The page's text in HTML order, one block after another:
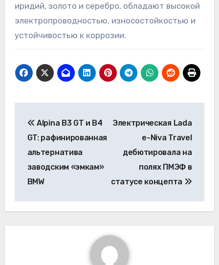
иридий, золото и серебро, обладают высокой
электропроводностью, износостойкостью и
устойчивостью к коррозии.
по
записям
Alpina B3 GT и B4
GT: рафинированная
альтернатива
заводским «эмкам»
BMW
Электрическая Lada
e-Niva Travel
дебютировала на
полях ПМЭФ в
статусе концепта